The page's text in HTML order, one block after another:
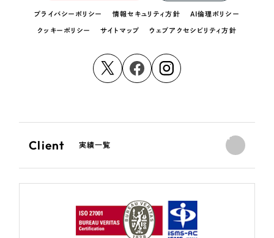
プライバシーポリシー 情報セキュリティ方針 AI倫理ポリシー
クッキーポリシー サイトマップ ウェブアクセシビリティ方針
Client 実績一覧